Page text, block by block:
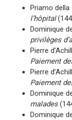
Priamo della
l’hôpital
Dominique
privilèges
Pierre
Paiement
Pierre
Paiement
Dominique
malades
Dominique